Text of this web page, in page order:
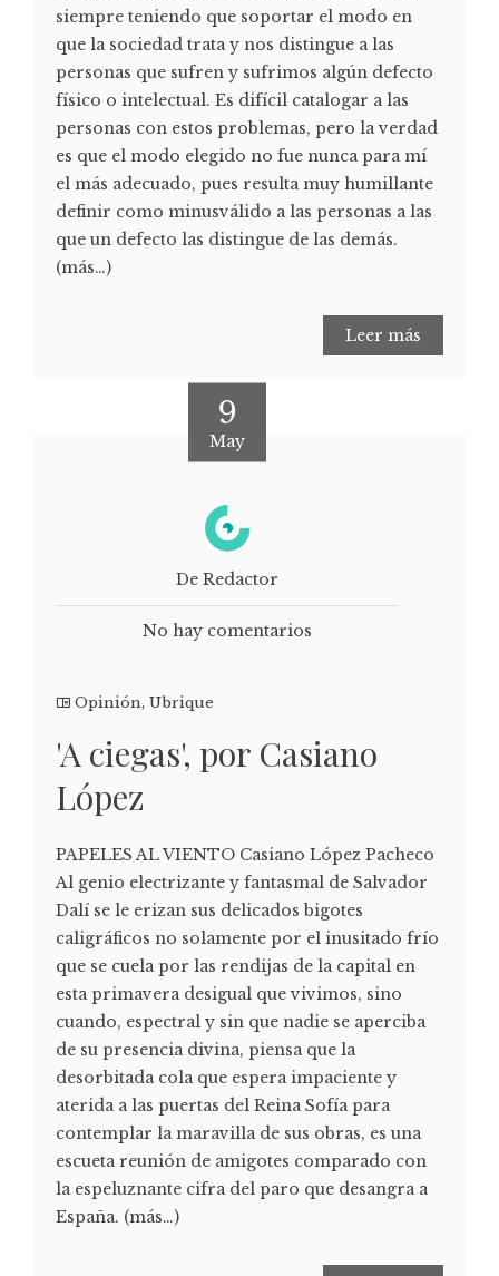
siempre teniendo que soportar el modo en
que la sociedad trata y nos distingue a las
personas que sufren y sufrimos algún defecto
físico o intelectual. Es difícil catalogar a las
personas con estos problemas, pero la verdad
es que el modo elegido no fue nunca para mí
el más adecuado, pues resulta muy humillante
definir como minusválido a las personas a las
que un defecto las distingue de las demás.
(más…)
Leer más
9
May
De Redactor
No hay comentarios
Opinión, Ubrique
'A ciegas', por Casiano
López
PAPELES AL VIENTO Casiano López Pacheco
Al genio electrizante y fantasmal de Salvador
Dalí se le erizan sus delicados bigotes
caligráficos no solamente por el inusitado frío
que se cuela por las rendijas de la capital en
esta primavera desigual que vivimos, sino
cuando, espectral y sin que nadie se aperciba
de su presencia divina, piensa que la
desorbitada cola que espera impaciente y
aterida a las puertas del Reina Sofía para
contemplar la maravilla de sus obras, es una
escueta reunión de amigotes comparado con
la espeluznante cifra del paro que desangra a
España. (más…)